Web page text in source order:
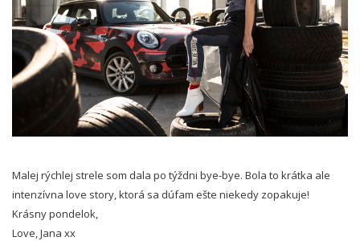
Malej rýchlej strele som dala po týždni bye-bye. Bola to krátka ale
intenzívna love story, ktorá sa dúfam ešte niekedy zopakuje!
Krásny pondelok,
Love, Jana xx